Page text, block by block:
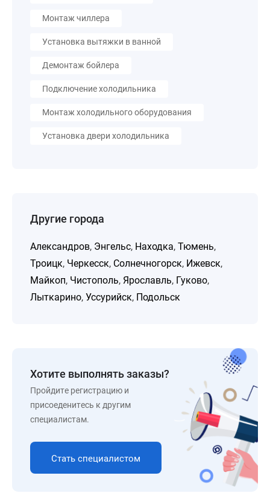
Монтаж чиллера
Установка вытяжки в ванной
Демонтаж бойлера
Подключение холодильника
Монтаж холодильного оборудования
Установка двери холодильника
Другие города
Александров, Энгельс, Находка, Тюмень,
Троицк, Черкесск, Солнечногорск, Ижевск,
Майкоп, Чистополь, Ярославль, Гуково,
Лыткарино, Уссурийск, Подольск
Хотите выполнять заказы?
Пройдите регистрацию и
присоеденитесь к другим
специалистам.
Стать специалистом